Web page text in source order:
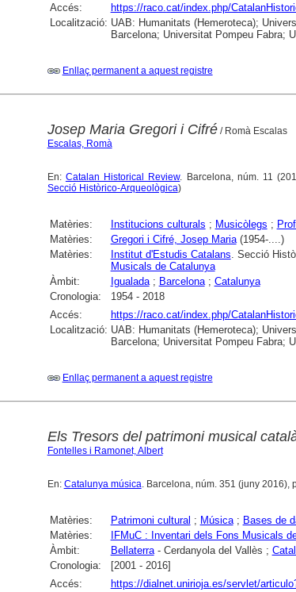
Accés:
https://raco.cat/index.php/
Localització: UAB: Humanitats (Hemeroteca);
Barcelona; Universitat Pompeu Fabra;
Enllaç permanent a aquest registre
Josep Maria Gregori i Cifré/ Romà Escalas
Escalas, Romà
En: Catalan Historical Review. Barcelona, núm. 11
Secció Històrico-Arqueològica)
Matèries: Institucions culturals ; Musicòlegs ;
Matèries:
Gregori i Cifré, Josep Maria(1954-....)
Matèries:
Institut d'Estudis Catalans. Secció
Musicals de Catalunya
Àmbit:
Igualada; Barcelona; Catalunya
Cronologia:
1954 - 2018
Accés:
https://raco.cat/index.php/
Localització: UAB: Humanitats (Hemeroteca);
Barcelona; Universitat Pompeu Fabra;
Enllaç permanent a aquest registre
Els Tresors del patrimoni musical
Fontelles i Ramonet, Albert
En: Catalunya música. Barcelona, núm. 351 (juny 2016),
Matèries: Patrimoni cultural ; Música; Bases de
Matèries:
IFMuC : Inventari dels Fons Musicals
Àmbit:
Bellaterra- Cerdanyola del Vallès ;
Cronologia:
[2001 - 2016]
Accés:
https://dialnet.unirioja.es/servlet/